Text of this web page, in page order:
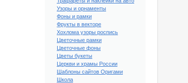
Узоры и орнаменты
Фоны и рамки
Фрукты в векторе
Хохлома узоры роспись
Цветочные рамки
Цветочные фоны
Цветы букеты
Церкви и храмы России
Шаблоны сайтов Оригами
Школа